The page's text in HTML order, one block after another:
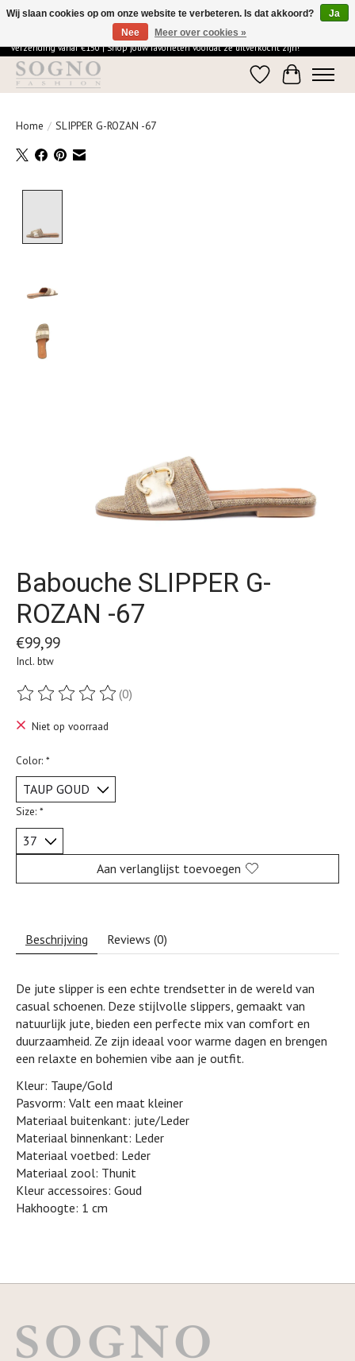
Ontdek de elegantie van SOGNO Fashion | Vandaag besteld = morgen in huis | Gratis
verzending vanaf €150 | Shop jouw favorieten voordat ze uitverkocht zijn!
Verlanglijst
Home / SLIPPER G-ROZAN -67
Babouche SLIPPER G-
ROZAN -67
€99,99
Incl. btw
De beoordeling van dit product is
(0)
Niet op voorraad
Color: *
Size: *
Aan verlanglijst toevoegen
Beschrijving Reviews (0)
De jute slipper is een echte trendsetter in de wereld van
casual schoenen. Deze stijlvolle slippers, gemaakt van
natuurlijk jute, bieden een perfecte mix van comfort en
duurzaamheid. Ze zijn ideaal voor warme dagen en brengen
een relaxte en bohemien vibe aan je outfit.
Kleur: Taupe/Gold
Pasvorm: Valt een maat kleiner
Materiaal buitenkant: jute/Leder
Materiaal binnenkant: Leder
Materiaal voetbed: Leder
Materiaal zool: Thunit
Kleur accessoires: Goud
Hakhoogte: 1 cm
Wij slaan cookies op om onze website te verbeteren. Is dat akkoord?
Ja
Nee
Meer over cookies »